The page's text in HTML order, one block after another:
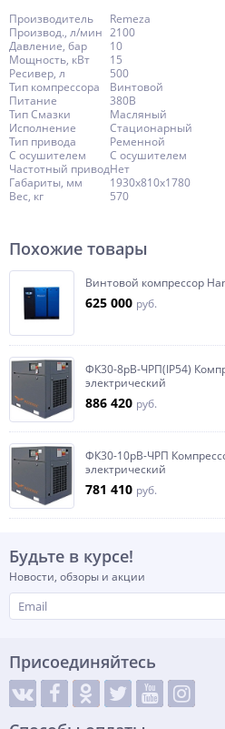
Производитель
Remeza
Производ., л/мин 2100
Давление, бар
10
Мощность, кВт
15
Ресивер, л
500
Тип компрессора
Винтовой
Питание
380В
Тип Смазки
Масляный
Исполнение
Стационарный
Тип привода
Ременной
С осушителем
С осушителем
Частотный приводНет
Габариты, мм
1930x810x1780
Вес, кг
570
Похожие товары
Винтовой компрессор
625 000 руб.
ФК30-8рВ-ЧРП(IP54)
электрический
886 420 руб.
ФК30-10рВ-ЧРП
электрический
781 410 руб.
Будьте в курсе!
Новости, обзоры и акции
Присоединяйтесь